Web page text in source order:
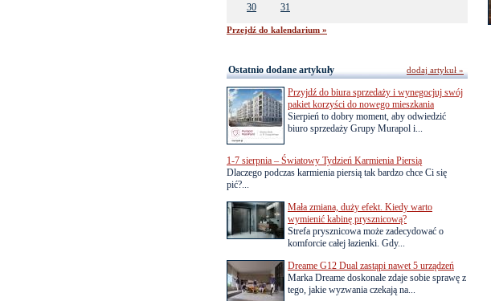
30
31
Przejdź do kalendarium »
Ostatnio dodane artykuły
Przyjdź do biura sprzedaży i wynegocjuj swój
pakiet korzyści do nowego mieszkania
Sierpień to dobry moment, aby odwiedzić
biuro sprzedaży Grupy Murapol i...
1-7 sierpnia – Światowy Tydzień Karmienia Piersią
Dlaczego podczas karmienia piersią tak bardzo chce Ci się
pić?...
Mała zmiana, duży efekt. Kiedy warto
wymienić kabinę prysznicową?
Strefa prysznicowa może zadecydować o
komforcie całej łazienki. Gdy...
Dreame G12 Dual zastąpi nawet 5 urządzeń
Marka Dreame doskonale zdaje sobie sprawę z
tego, jakie wyzwania czekają na...
dodaj artykuł »